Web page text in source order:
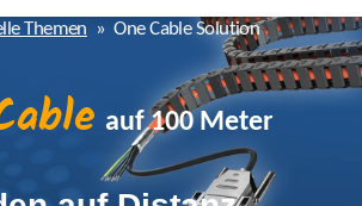
Themen » One Cable Solution
auf 100 Meter